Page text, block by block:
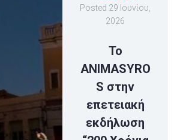
Posted 29 Ιουνίου,
2026
Το
ANIMASYRO
S στην
επετειακή
εκδήλωση